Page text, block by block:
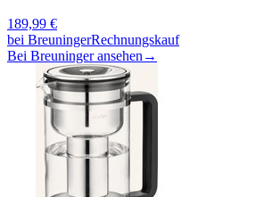
189,99 €
bei BreuningerRechnungskauf
Bei Breuninger ansehen→